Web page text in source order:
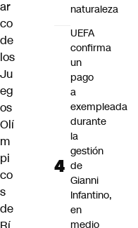
ar
co
de
los
Ju
eg
os
Olí
m
pi
co
s
de
naturaleza
UEFA
confirma
un
pago
a
exempleada
durante
la
gestión
de
Gianni
Infantino,
en
medio